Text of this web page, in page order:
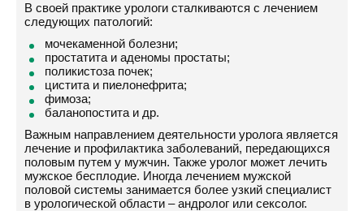
В своей практике урологи сталкиваются с лечением
следующих патологий:
мочекаменной болезни;
простатита и аденомы простаты;
поликистоза почек;
цистита и пиелонефрита;
фимоза;
баланопостита и др.
Важным направлением деятельности уролога является
лечение и профилактика заболеваний, передающихся
половым путем у мужчин. Также уролог может лечить
мужское бесплодие. Иногда лечением мужской
половой системы занимается более узкий специалист
в урологической области – андролог или сексолог.